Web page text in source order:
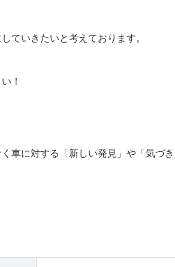
ていきたいと考えております。
！
車に対する「新しい発見」や「気づ